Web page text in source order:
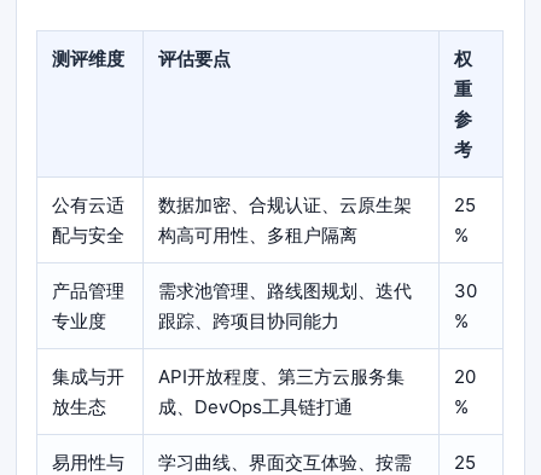
测评维度 评估要点
权
重
参
考
公有云适
配与安全
数据加密、合规认证、云原生架
构高可用性、多租户隔离
25
%
产品管理
专业度
需求池管理、路线图规划、迭代
跟踪、跨项目协同能力
30
%
集成与开
放生态
API开放程度、第三方云服务集
成、DevOps工具链打通
20
%
易用性与
学习曲线、界面交互体验、按需
25